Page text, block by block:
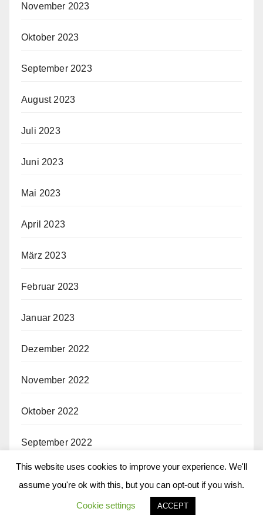
November 2023
Oktober 2023
September 2023
August 2023
Juli 2023
Juni 2023
Mai 2023
April 2023
März 2023
Februar 2023
Januar 2023
Dezember 2022
November 2022
Oktober 2022
September 2022
This website uses cookies to improve your experience. We'll
assume you're ok with this, but you can opt-out if you wish.
Cookie settings ACCEPT